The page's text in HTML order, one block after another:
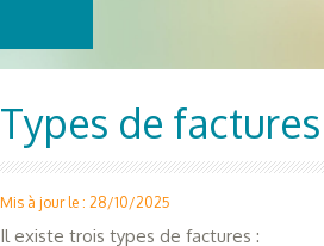
Types de factures
Mis à jour le : 28/10/2025
Il existe trois types de factures :